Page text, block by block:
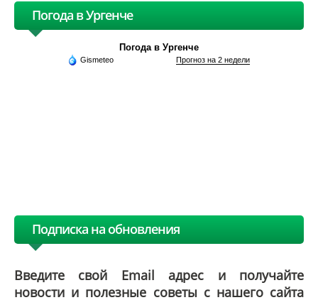
Погода в Ургенче
Погода в Ургенче
Gismeteo Прогноз на 2 недели
Подписка на обновления
Введите свой Email адрес и получайте
новости и полезные советы с нашего сайта